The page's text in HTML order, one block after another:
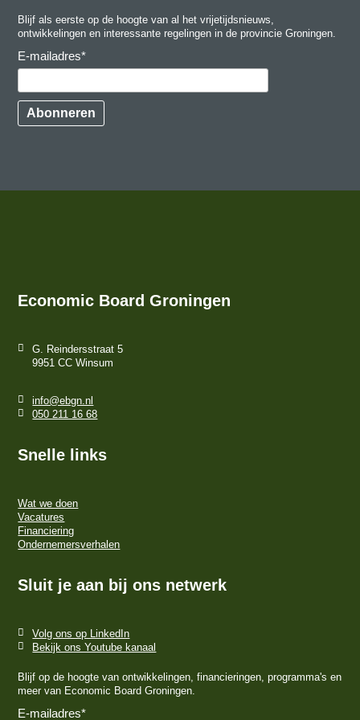
maken.
Blijf als eerste op de hoogte van al het vrijetijdsnieuws,
ontwikkelingen en interessante regelingen in de provincie Groningen.
E-mailadres*
Abonneren
Economic Board Groningen
G. Reindersstraat 5
9951 CC Winsum
info@ebgn.nl
050 211 16 68
Snelle links
Wat we doen
Vacatures
Financiering
Ondernemersverhalen
Sluit je aan bij ons netwerk
Volg ons op LinkedIn
Bekijk ons Youtube kanaal
Blijf op de hoogte van ontwikkelingen, financieringen, programma's en
meer van Economic Board Groningen.
E-mailadres*